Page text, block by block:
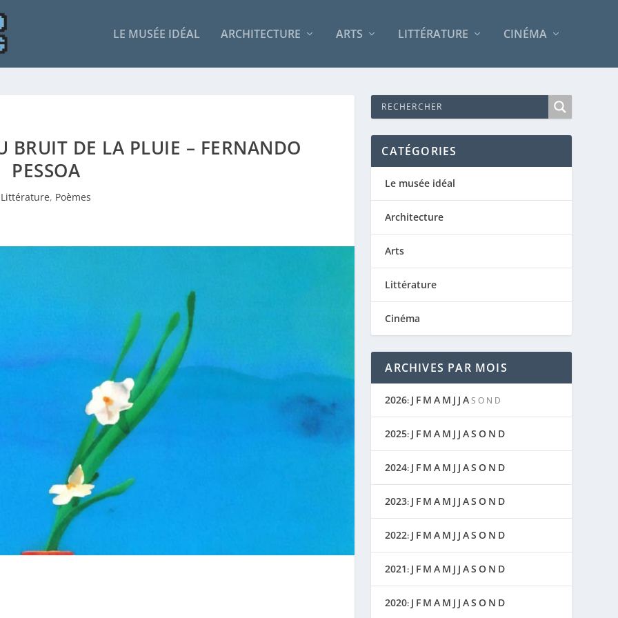
LE MUSÉE IDÉAL ARCHITECTURE ARTS LITTÉRATURE CINÉMA
BRUIT DE LA PLUIE – FERNANDO
PESSOA
Littérature, Poèmes
CATÉGORIES
Le musée idéal
Architecture
Arts
Littérature
Cinéma
ARCHIVES PAR MOIS
2026: J F M A M J J AS O N D
2025: J F M A M J J AS O N D
2024: J F M A M J J AS O N D
2023: J F M A M J J AS O N D
2022: J F M A M J J AS O N D
2021: J F M A M J J AS O N D
2020: J F M A M J J AS O N D